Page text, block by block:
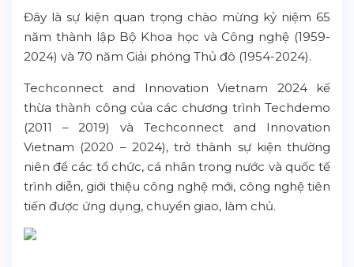
Đây là sự kiện quan trọng chào mừng kỷ niệm 65
năm thành lập Bộ Khoa học và Công nghệ (1959-
2024) và 70 năm Giải phóng Thủ đô (1954-2024).
Techconnect and Innovation Vietnam 2024 kế
thừa thành công của các chương trình Techdemo
(2011 – 2019) và Techconnect and Innovation
Vietnam (2020 – 2024), trở thành sự kiện thường
niên để các tổ chức, cá nhân trong nước và quốc tế
trình diễn, giới thiệu công nghệ mới, công nghệ tiên
tiến được ứng dụng, chuyển giao, làm chủ.